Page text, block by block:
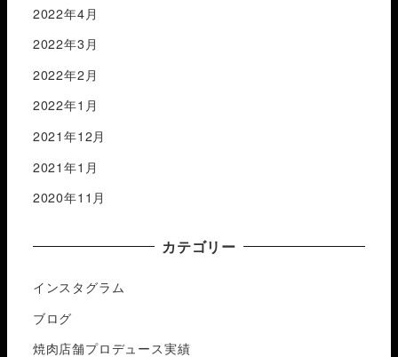
2022年4月
2022年3月
2022年2月
2022年1月
2021年12月
2021年1月
2020年11月
カテゴリー
インスタグラム
ブログ
焼肉店舗プロデュース実績